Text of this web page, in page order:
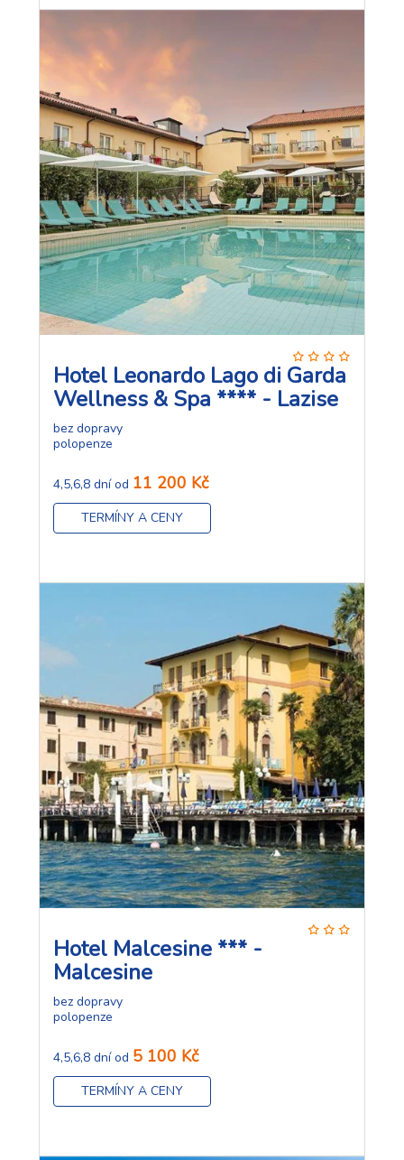
Hotel Leonardo Lago di Garda
Wellness & Spa **** - Lazise
bez dopravy
polopenze
4,5,6,8 dní od 11 200 Kč
TERMÍNY A CENY
Hotel Malcesine *** -
Malcesine
bez dopravy
polopenze
4,5,6,8 dní od 5 100 Kč
TERMÍNY A CENY